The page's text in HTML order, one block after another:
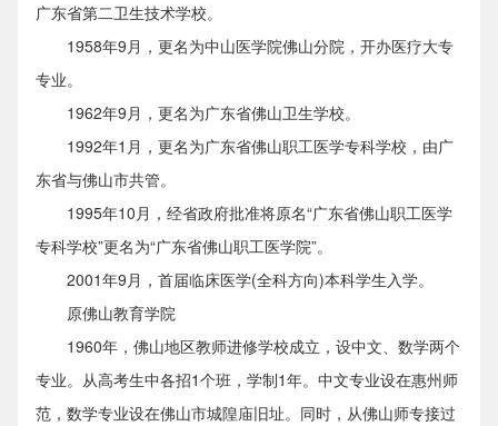
广东省第二卫生技术学校。
1958年9月，更名为中山医学院佛山分院，开办医疗大专
专业。
1962年9月，更名为广东省佛山卫生学校。
1992年1月，更名为广东省佛山职工医学专科学校，由广
东省与佛山市共管。
1995年10月，经省政府批准将原名“广东省佛山职工医学
专科学校”更名为“广东省佛山职工医学院”。
2001年9月，首届临床医学(全科方向)本科学生入学。
原佛山教育学院
1960年，佛山地区教师进修学校成立，设中文、数学两个
专业。从高考生中各招1个班，学制1年。中文专业设在惠州师
范，数学专业设在佛山市城隍庙旧址。同时，从佛山师专接过